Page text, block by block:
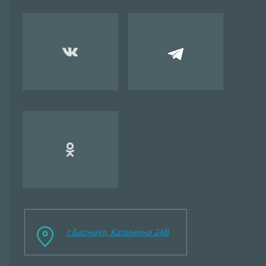
г.Барнаул, Калинина 24B